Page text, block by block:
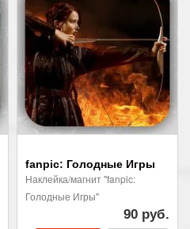
fanpic: Голодные Игры
Наклейка/магнит "fanpic:
Голодные Игры"
90 руб.